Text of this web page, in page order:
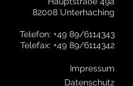
82008 Unterhaching
Telefon: +49 89/6114343
Telefax: +49 89/6114342
Impressum
Datenschutz